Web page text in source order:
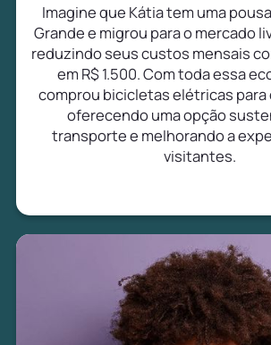
Imagine que Kátia tem uma
Grande e migrou para o mercado
reduzindo seus custos mensais
em R$ 1.500. Com toda essa
comprou bicicletas elétricas para
oferecendo uma opção
transporte e melhorando a
visitantes.